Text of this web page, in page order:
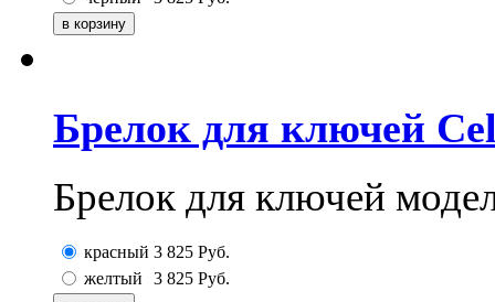
Брелок для ключей
Брелок для ключей
красный 3 825 Руб.
желтый
3 825 Руб.